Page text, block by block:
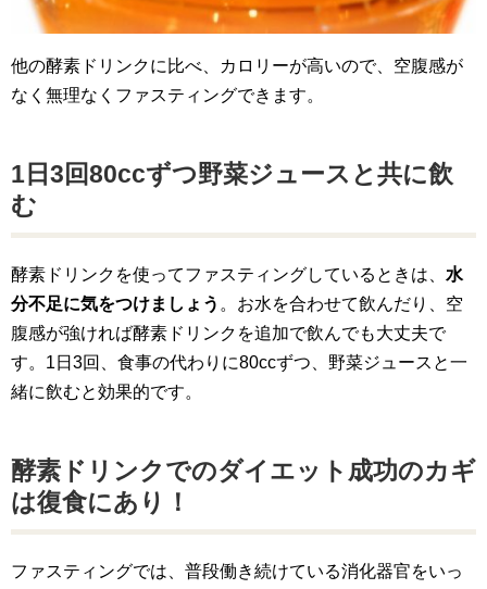
他の酵素ドリンクに比べ、カロリーが高いので、空腹感が
なく無理なくファスティングできます。
1日3回80ccずつ野菜ジュースと共に飲
む
酵素ドリンクを使ってファスティングしているときは、 水
分不足に気をつけましょう 。お水を合わせて飲んだり、空
腹感が強ければ酵素ドリンクを追加で飲んでも大丈夫で
す。1日3回、食事の代わりに80ccずつ、野菜ジュースと一
緒に飲むと効果的です。
酵素ドリンクでのダイエット成功のカギ
は復食にあり！
ファスティングでは、普段働き続けている消化器官をいっ